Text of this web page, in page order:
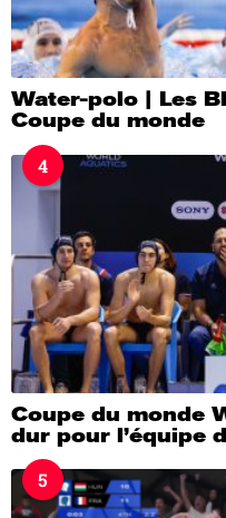
Water-polo | Les
Coupe du monde
4
Coupe du monde
dur pour l’équipe
5